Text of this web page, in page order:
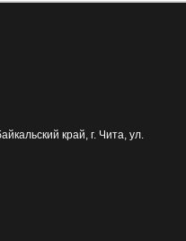
край, г. Чита, ул.